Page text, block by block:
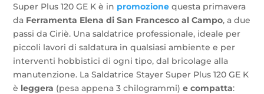
Super Plus 120 GE K è in promozione questa primavera
da Ferramenta Elena di San Francesco al Campo, a due
passi da Ciriè. Una saldatrice professionale, ideale per
piccoli lavori di saldatura in qualsiasi ambiente e per
interventi hobbistici di ogni tipo, dal bricolage alla
manutenzione. La Saldatrice Stayer Super Plus 120 GE K
è leggera (pesa appena 3 chilogrammi)e compatta: